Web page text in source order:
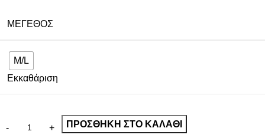
ΜΈΓΕΘΟΣ
M/L
Εκκαθάριση
ΠΡΟΣΘΉΚΗ ΣΤΟ ΚΑΛΆΘΙ